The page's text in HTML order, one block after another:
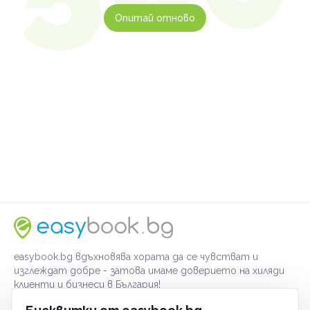
Опитай отново
easybook.bg вдъхновява хората да се чувстват и
изглеждат добре - затова имаме доверието на хиляди
клиенти и бизнеси в България!